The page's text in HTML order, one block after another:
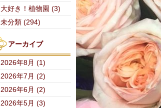
大好き！植物園 (3)
未分類 (294)
アーカイブ
2026年8月 (1)
2026年7月 (2)
2026年6月 (2)
2026年5月 (3)